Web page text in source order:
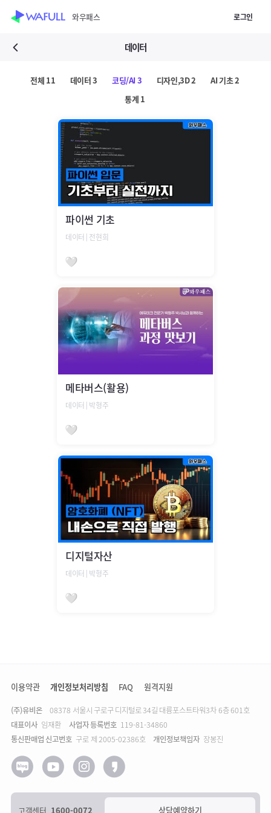
스킵 네비게이션
WASUB 자격증 구독
와우패스 로그인
이전화면보기 데이터
강의목록
전체 11 데이터3 코딩/AI 3 디자인,3D2 AI 기초2
통계 1
강의상세보기
파이썬 기초
데이터│전현희
찜하기
강의상세보기
메타버스(활용)
데이터│박형주
찜하기
강의상세보기
디지털자산
데이터│박형주
찜하기
이용약관 개인정보처리방침 FAQ 원격지원
(주)유비온 주소
08378 서울시 구로구 디지털로 34길 대륭포스트타워3차 6층 601호
대표이사 임재환 사업자 등록번호 119-81-34860
통신판매업 신고번호 구로 제 2005-02386호 개인정보책임자 장봉진
고객센터 1600-0072 상담예약하기